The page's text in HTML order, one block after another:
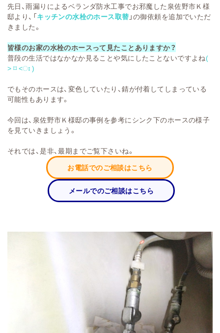
先日、雨漏りによるベランダ防水工事でお邪魔した泉佐野市Ｋ様
邸より、「キッチンの水栓のホース取替 」の御依頼を追加でいただ
きました。
皆様のお家の水栓のホースって見たことありますか？
普段の生活ではなかなか見ることや気にしたことないですよね(
˃ ⌑ ˂ഃ )
でもそのホースは、変色していたり、錆が付着してしまっている
可能性もあります。
今回は、泉佐野市Ｋ様邸の事例を参考にシンク下のホースの様子
を見ていきましょう。
それでは、是非、最期までご覧下さいね。
お電話でのご相談はこちら
メールでのご相談はこちら